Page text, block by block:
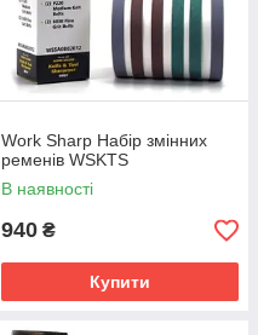
Work Sharp Набір змінних
ременів WSKTS
В наявності
940 ₴
Купити